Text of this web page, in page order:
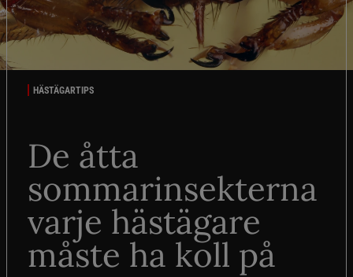
HÄSTÄGARTIPS
De åtta
sommarinsekterna
varje hästägare
måste ha koll på